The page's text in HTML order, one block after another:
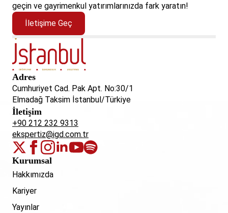
geçin ve gayrimenkul yatırımlarınızda fark yaratın!
İletişime Geç
Adres
Cumhuriyet Cad. Pak Apt. No:30/1
Elmadağ Taksim İstanbul/Türkiye
İletişim
+90 212 232 9313
ekspertiz@igd.com.tr
Kurumsal
Hakkımızda
Kariyer
Yayınlar